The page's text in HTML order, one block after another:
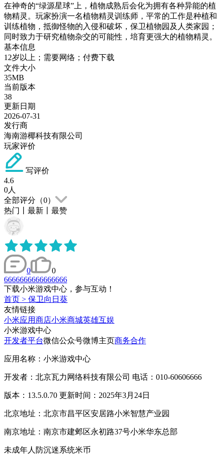
在神奇的“绿源星球”上，植物成熟后会化为拥有各种异能的植
物精灵。玩家扮演一名植物精灵训练师，平常的工作是种植和
训练植物，抵御怪物的入侵和破坏，保卫植物园及人类家园；
同时致力于研究植物杂交的可能性，培育更强大的植物精灵。
基本信息
12岁以上；需要网络；付费下载
文件大小
35MB
当前版本
38
更新日期
2026-07-31
发行商
海南游椰科技有限公司
玩家评价
写评价
4.6
0人
全部评分（0）
热门
最新 最赞
0
0
6666666666666666
下载小米游戏中心，参与互动！
首页 > 保卫向日葵
友情链接
小米应用商店小米商城英雄互娱
小米游戏中心
开发者平台微信公众号微博主页商务合作
应用名称：小米游戏中心
开发者：北京瓦力网络科技有限公司 电话：010-60606666
版本：13.5.0.70 更新时间：2025年3月24日
北京地址：北京市昌平区安居路小米智慧产业园
南京地址：南京市建邺区永初路37号小米华东总部
未成年人防沉迷系统米币